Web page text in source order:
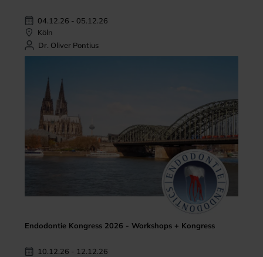
04.12.26 - 05.12.26
Köln
Dr. Oliver Pontius
Endodontie Kongress 2026 - Workshops + Kongress
10.12.26 - 12.12.26